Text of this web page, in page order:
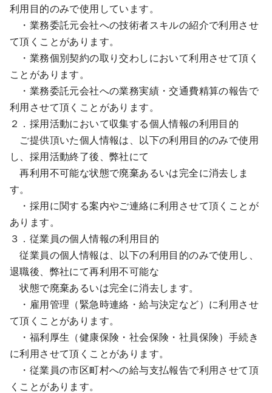
利用目的のみで使用しています。
・業務委託元会社への技術者スキルの紹介で利用させ
て頂くことがあります。
・業務個別契約の取り交わしにおいて利用させて頂く
ことがあります。
・業務委託元会社への業務実績・交通費精算の報告で
利用させて頂くことがあります。
２．採用活動において収集する個人情報の利用目的
ご提供頂いた個人情報は、以下の利用目的のみで使用
し、採用活動終了後、弊社にて
再利用不可能な状態で廃棄あるいは完全に消去しま
す。
・採用に関する案内やご連絡に利用させて頂くことが
あります。
３．従業員の個人情報の利用目的
従業員の個人情報は、以下の利用目的のみで使用し、
退職後、弊社にて再利用不可能な
状態で廃棄あるいは完全に消去します。
・雇用管理（緊急時連絡・給与決定など）に利用させ
て頂くことがあります。
・福利厚生（健康保険・社会保険・社員保険）手続き
に利用させて頂くことがあります。
・従業員の市区町村への給与支払報告で利用させて頂
くことがあります。